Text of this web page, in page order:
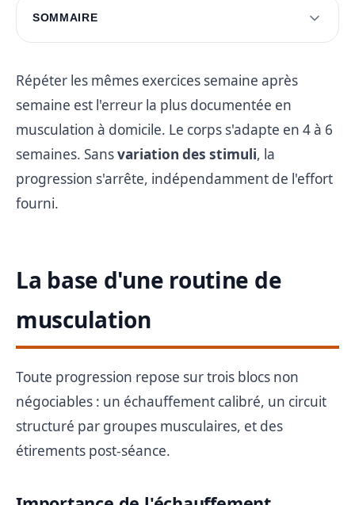
SOMMAIRE
La base d'une routine de musculation
L'intégration de variations avancées
Questions fréquentes
Répéter les mêmes exercices semaine après
semaine est l'erreur la plus documentée en
musculation à domicile. Le corps s'adapte en 4 à 6
semaines. Sansvariation des stimuli, la
progression s'arrête, indépendamment de l'effort
fourni.
La base d'une routine de
musculation
Toute progression repose sur trois blocs non
négociables : un échauffement calibré, un circuit
structuré par groupes musculaires, et des
étirements post-séance.